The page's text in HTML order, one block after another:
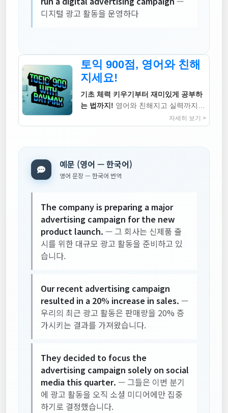
디지털 광고 활동을 운영하다
토익 900점, 영어와 친해
지세요!
기초 체력 키우기부터 재미있게 공부하
는 법까지! 영어와 친해지고 실력까지
자세히 보기 >
예문 (영어 — 한국어)
영어 문장 — 한국어 번역
The company is preparing a major
advertising campaign for the new
product launch. — 그 회사는 신제품 출
시를 위한 대규모 광고 활동을 준비하고 있
습니다.
Our recent advertising campaign
resulted in a 20% increase in sales. —
우리의 최근 광고 활동은 판매량을 20% 증
가시키는 결과를 가져왔습니다.
They decided to focus the
advertising campaign solely on social
media this quarter. — 그들은 이번 분기
에 광고 활동을 오직 소셜 미디어에만 집중
하기로 결정했습니다.